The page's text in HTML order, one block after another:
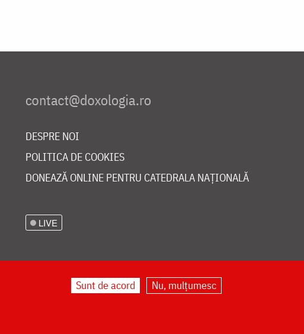
DESPRE NOI
POLITICA DE COOKIES
DONEAZĂ ONLINE PENTRU CATEDRALA NAȚIONALĂ
LIVE
Sunt de acord Nu, mulțumesc